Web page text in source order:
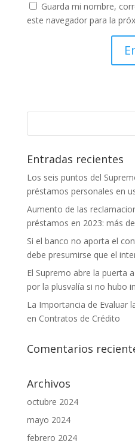
Guarda mi nombre,
este navegador para la
Entradas recientes
Los seis puntos del
préstamos personales en
Aumento de las
préstamos en 2023: más
Si el banco no aporta el
debe presumirse que el
El Supremo abre la puerta
por la plusvalía si no hubo
La Importancia de Evaluar
en Contratos de Crédito
Comentarios
Archivos
octubre 2024
mayo 2024
febrero 2024